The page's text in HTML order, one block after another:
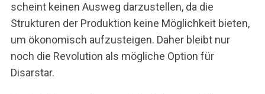
scheint keinen Ausweg darzustellen, da die
Strukturen der Produktion keine Möglichkeit bieten,
um ökonomisch aufzusteigen. Daher bleibt nur
noch die Revolution als mögliche Option für
Disarstar.